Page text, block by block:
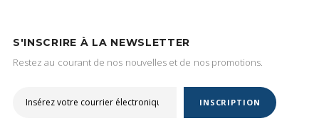
S'INSCRIRE À LA NEWSLETTER
Restez au courant de nos nouvelles et de nos promotions.
INSCRIPTION